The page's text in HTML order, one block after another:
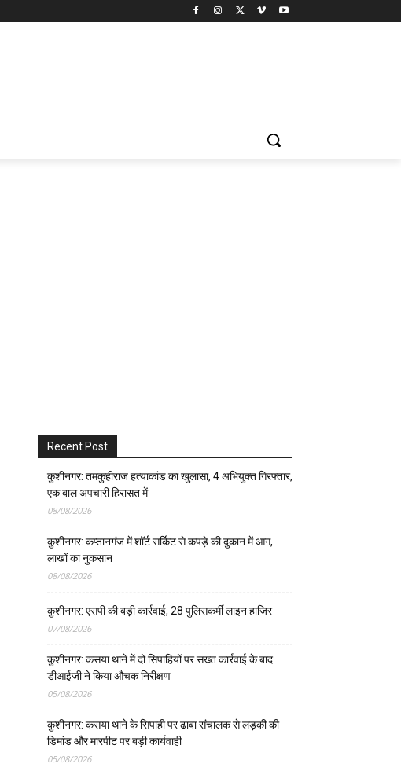
Recent Post
कुशीनगर: तमकुहीराज हत्याकांड का खुलासा, 4 अभियुक्त गिरफ्तार,
एक बाल अपचारी हिरासत में
08/08/2026
कुशीनगर: कप्तानगंज में शॉर्ट सर्किट से कपड़े की दुकान में आग,
लाखों का नुकसान
08/08/2026
कुशीनगर: एसपी की बड़ी कार्रवाई, 28 पुलिसकर्मी लाइन हाजिर
07/08/2026
कुशीनगर: कसया थाने में दो सिपाहियों पर सख्त कार्रवाई के बाद
डीआईजी ने किया औचक निरीक्षण
05/08/2026
कुशीनगर: कसया थाने के सिपाही पर ढाबा संचालक से लड़की की
डिमांड और मारपीट पर बड़ी कार्यवाही
05/08/2026